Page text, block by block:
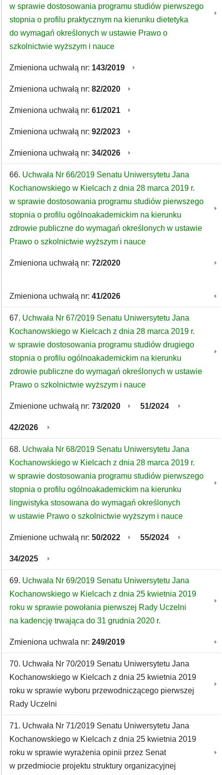
w sprawie dostosowania programu studiów pierwszego
stopnia o profilu praktycznym na kierunku dietetyka
do wymagań określonych w ustawie Prawo o
szkolnictwie wyższym i nauce
Zmieniona uchwałą nr: 143/2019
Zmieniona uchwałą nr: 82/2020
Zmieniona uchwałą nr: 61/2021
Zmieniona uchwałą nr: 92/2023
Zmieniona uchwałą nr: 34/2026
66. Uchwała Nr 66/2019 Senatu Uniwersytetu Jana
Kochanowskiego w Kielcach z dnia 28 marca 2019 r.
w sprawie dostosowania programu studiów pierwszego
stopnia o profilu ogólnoakademickim na kierunku
zdrowie publiczne do wymagań określonych w ustawie
Prawo o szkolnictwie wyższym i nauce
Zmieniona uchwałą nr: 72/2020
Zmieniona uchwałą nr: 41/2026
67. Uchwała Nr 67/2019 Senatu Uniwersytetu Jana
Kochanowskiego w Kielcach z dnia 28 marca 2019 r.
w sprawie dostosowania programu studiów drugiego
stopnia o profilu ogólnoakademickim na kierunku
zdrowie publiczne do wymagań określonych w ustawie
Prawo o szkolnictwie wyższym i nauce
Zmienione uchwałą nr: 73/2020 51/2024
42/2026
68. Uchwała Nr 68/2019 Senatu Uniwersytetu Jana
Kochanowskiego w Kielcach z dnia 28 marca 2019 r.
w sprawie dostosowania programu studiów pierwszego
stopnia o profilu ogólnoakademickim na kierunku
lingwistyka stosowana do wymagań określonych
w ustawie Prawo o szkolnictwie wyższym i nauce
Zmienione uchwałą nr: 50/2022 55/2024
34/2025
69. Uchwała Nr 69/2019 Senatu Uniwersytetu Jana
Kochanowskiego w Kielcach z dnia 25 kwietnia 2019
roku w sprawie powołania pierwszej Rady Uczelni
na kadencję trwająca do 31 grudnia 2020 r.
Zmieniona uchwala nr: 249/2019
70. Uchwała Nr 70/2019 Senatu Uniwersytetu Jana
Kochanowskiego w Kielcach z dnia 25 kwietnia 2019
roku w sprawie wyboru przewodniczącego pierwszej
Rady Uczelni
71. Uchwała Nr 71/2019 Senatu Uniwersytetu Jana
Kochanowskiego w Kielcach z dnia 25 kwietnia 2019
roku w sprawie wyrażenia opinii przez Senat
w przedmiocie projektu struktury organizacyjnej